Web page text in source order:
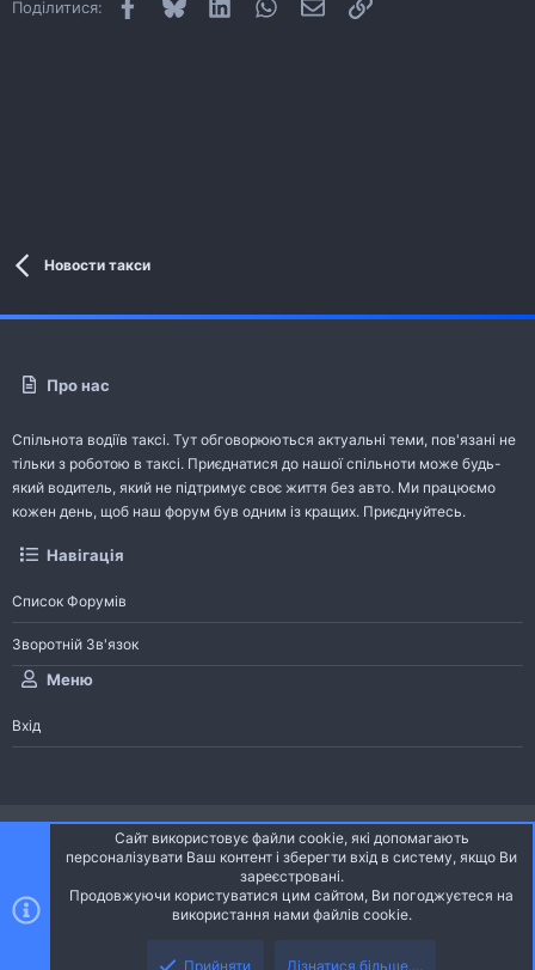
Поділитися: Facebook
Bluesky LinkedInWhatsApp
E-mailПосилання
Новости такси
Про нас
Спільнота водіїв таксі. Тут обговорюються актуальні теми, пов'язані не
тільки з роботою в таксі. Приєднатися до нашої спільноти може будь-
який водитель, який не підтримує своє життя без авто. Ми працюємо
кожен день, щоб наш форум був одним із кращих. Приєднуйтесь.
Навігація
Список Форумів
Зворотній Зв'язок
Меню
Вхід
Ніч
Українська (UA)
Community platform by XenForo® © 2010-2026 XenForo Ltd.
Community platform by XenForo © 2010-2022 XenForo Ltd. | dev: Pages
Сайт використовує файли cookie, які допомагають
персоналізувати Ваш контент і зберегти вхід в систему, якщо Ви
зареєстровані.
Продовжуючи користуватися цим сайтом, Ви погоджуєтеся на
використання нами файлів cookie.
Прийняти Дізнатися більше....